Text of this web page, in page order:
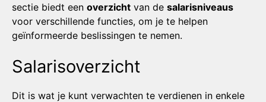
sectie biedt een overzicht van de salarisniveaus
voor verschillende functies, om je te helpen
geïnformeerde beslissingen te nemen.
Salarisoverzicht
Dit is wat je kunt verwachten te verdienen in enkele